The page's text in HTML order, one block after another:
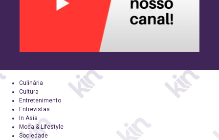
Culinária
Cultura
Entretenimento
Entrevistas
In Asia
Moda & Lifestyle
Sociedade